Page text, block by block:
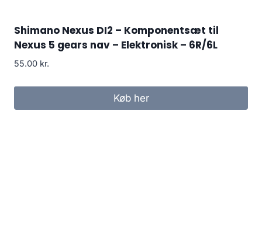
Shimano Nexus DI2 – Komponentsæt til
Nexus 5 gears nav – Elektronisk – 6R/6L
55.00 kr.
Køb her